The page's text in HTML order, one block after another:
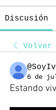
Discusión
Volver
6 de
Estando